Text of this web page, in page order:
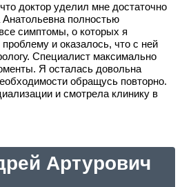
доктор уделил мне достаточно
полностью
симптомы, о которых я
и оказалось, что с ней
Специалист максимально
Я осталась довольна
обращусь повторно.
и смотрела клинику в
Артурович